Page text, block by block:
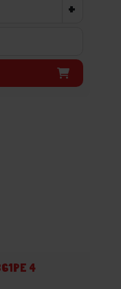
+
4